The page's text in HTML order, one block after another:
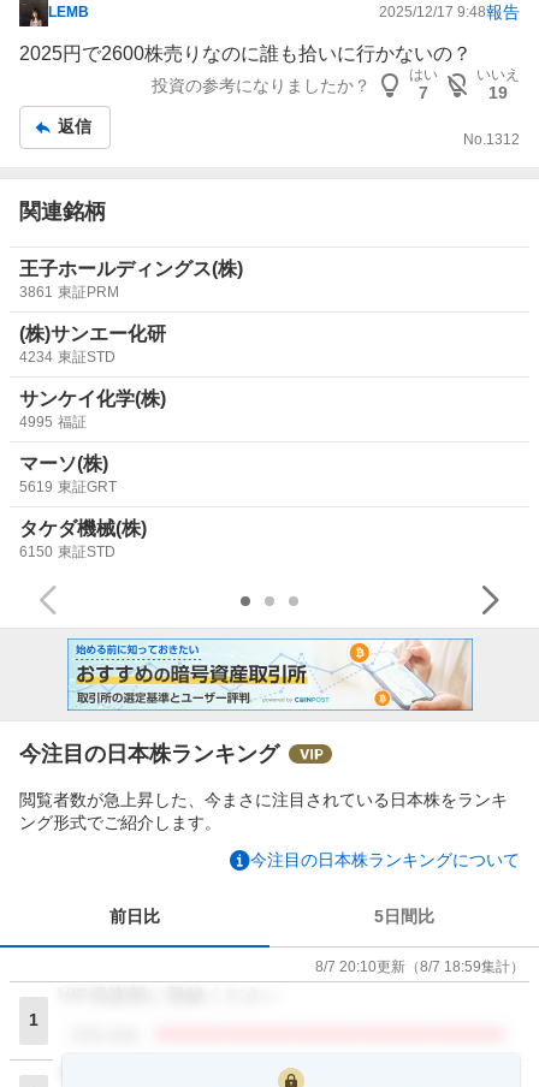
掲
示
記
事
LEMB 2025/12/17 9:48報告
2025円で2600株売りなのに誰も拾いに行かないの？
投資の参考になりましたか？
はい
7
いいえ
19
返信
No. 1312
関連銘柄
王子ホールディングス(株)
3861 東証PRM
(株)サンエー化研
4234 東証STD
サンケイ化学(株)
4995 福証
マーソ(株)
5619 東証GRT
タケダ機械(株)
6150 東証STD
今注目の日本株ランキング
閲覧者数が急上昇した、今まさに注目されている日本株をランキ
ング形式でご紹介します。
今注目の日本株ランキングについて
前日比 5日間比
8/7 20:10更新 （8/7 18:59集計）
1
VIP倶楽部に登録ください